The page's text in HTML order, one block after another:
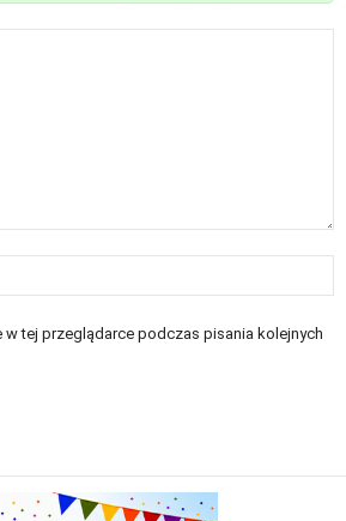
w tej przeglądarce podczas pisania kolejnych